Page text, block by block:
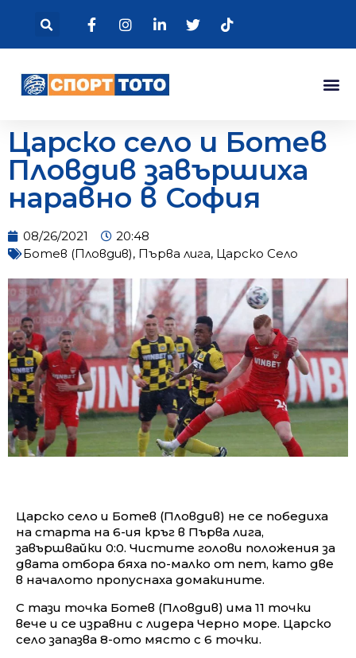
Царско село и Ботев
Пловдив завършиха
наравно в София
08/26/2021
20:48
Ботев (Пловдив), Първа лига, Царско Село
Царско село и Ботев (Пловдив) не се победиха
на старта на 6-ия кръг в Първа лига,
завършвайки 0:0. Чистите голови положения за
двата отбора бяха по-малко от пет, като две
в началото пропуснаха домакините.
С тази точка Ботев (Пловдив) има 11 точки
вече и се изравни с лидера Черно море. Царско
село запазва 8-ото място с 6 точки.